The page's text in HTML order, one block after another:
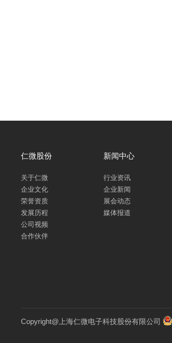
仁微股份
关于仁微
企业文化
荣誉资质
发展历程
公司视频
合作伙伴
新闻中心
行业资讯
企业新闻
展会动态
媒体报道
Copyright@上海仁微电子科技股份有限公司